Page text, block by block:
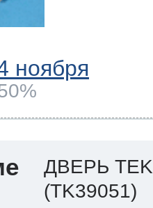
ноября
ДВЕРЬ
(TK39051)